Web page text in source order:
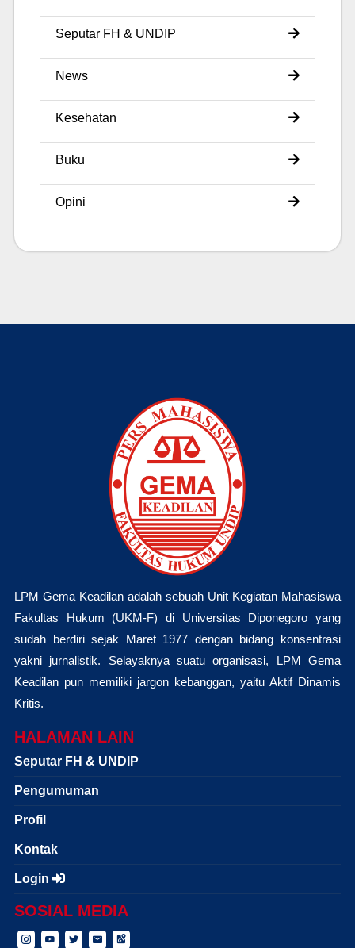
Seputar FH & UNDIP
News
Kesehatan
Buku
Opini
LPM Gema Keadilan adalah sebuah Unit Kegiatan Mahasiswa
Fakultas Hukum (UKM-F) di Universitas Diponegoro yang
sudah berdiri sejak Maret 1977 dengan bidang konsentrasi
yakni jurnalistik. Selayaknya suatu organisasi, LPM Gema
Keadilan pun memiliki jargon kebanggan, yaitu Aktif Dinamis
Kritis.
HALAMAN LAIN
Seputar FH & UNDIP
Pengumuman
Profil
Kontak
Login
SOSIAL MEDIA